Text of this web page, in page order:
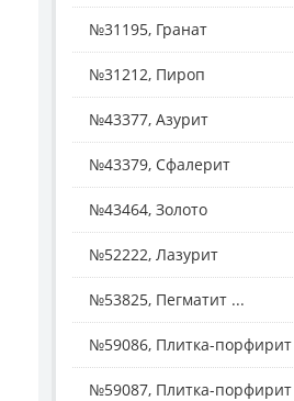
№31195, Гранат
№31212, Пироп
№43377, Азурит
№43379, Сфалерит
№43464, Золото
№52222, Лазурит
№53825, Пегматит ...
№59086, Плитка-порфирит
№59087, Плитка-порфирит